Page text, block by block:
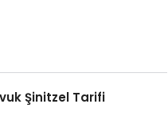
Şinitzel Tarifi